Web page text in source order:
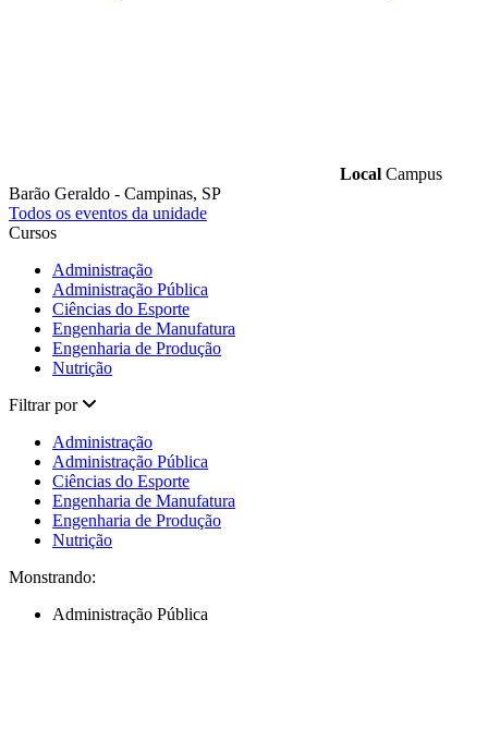
Local Campus
Barão Geraldo - Campinas, SP
Todos os eventos da unidade
Cursos
Administração
Administração Pública
Ciências do Esporte
Engenharia de Manufatura
Engenharia de Produção
Nutrição
Filtrar por
Administração
Administração Pública
Ciências do Esporte
Engenharia de Manufatura
Engenharia de Produção
Nutrição
Monstrando:
Administração Pública